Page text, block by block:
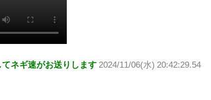
ネギ速がお送りします 2024/11/06(水) 20:42:29.54